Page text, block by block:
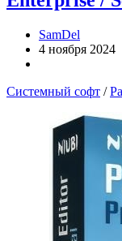
SamDel
4 ноября 2024
Системный софт /